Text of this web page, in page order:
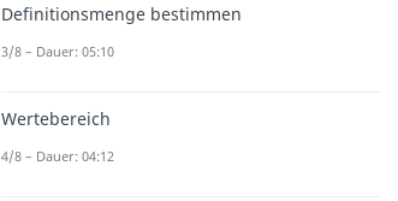
Definitionsmenge bestimmen
3/8 – Dauer: 05:10
Wertebereich
4/8 – Dauer: 04:12